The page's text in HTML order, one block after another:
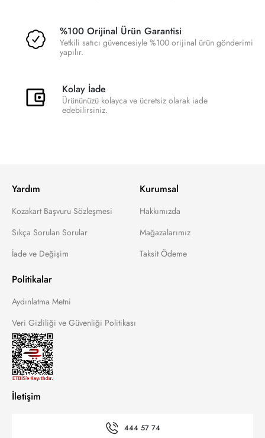
%100 Orijinal Ürün Garantisi
Yetkili satıcı güvencesiyle %100 orijinal ürün gönderimi
yapılır.
Kolay İade
Ürününüzü kolayca ve ücretsiz olarak iade
edebilirsiniz.
Yardım
Kozakart Başvuru Sözleşmesi
Sıkça Sorulan Sorular
İade ve Değişim
Kurumsal
Hakkımızda
Mağazalarımız
Taksit Ödeme
Politikalar
Aydınlatma Metni
Veri Gizliliği ve Güvenliği Politikası
İletişim
444 57 74